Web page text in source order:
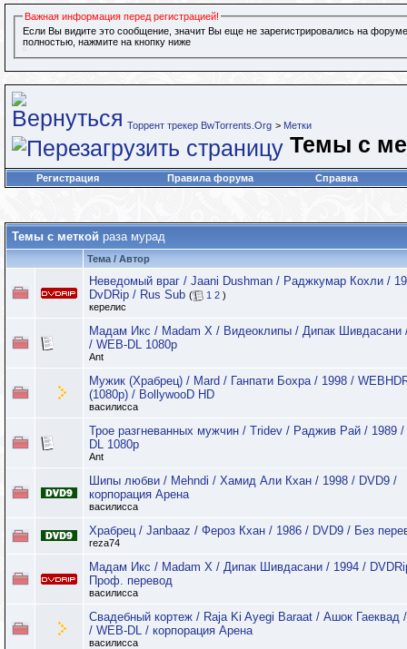
Важная информация перед регистрацией!
Если Вы видите это сообщение, значит Вы еще не зарегистрировались на
полностью, нажмите на кнопку ниже
Торрент трекер BwTorrents.Org > Метки
Темы с
Регистрация Правила форума Справка
Темы с меткой раза мурад
Тема / Автор
Неведомый враг / Jaani Dushman / Раджкумар Кохли /
DvDRip / Rus Sub ( 1 2 )
керелис
Мадам Икс / Madam X / Видеоклипы / Дипак Шивдасани
/ WEB-DL 1080p
Ant
Мужик (Храбрец) / Mard / Ганпати Бохра / 1998 /
(1080p) / BollywooD HD
василисса
Трое разгневанных мужчин / Tridev / Раджив Рай / 1989 /
DL 1080p
Ant
Шипы любви / Mehndi / Хамид Али Кхан / 1998 / DVD9 /
корпорация Арена
василисса
Храбрец / Janbaaz / Фероз Кхан / 1986 / DVD9 / Без
reza74
Мадам Икс / Madam X / Дипак Шивдасани / 1994 /
Проф. перевод
василисса
Свадебный кортеж / Raja Ki Ayegi Baraat / Ашок Гаеквад
/ WEB-DL / корпорация Арена
василисса